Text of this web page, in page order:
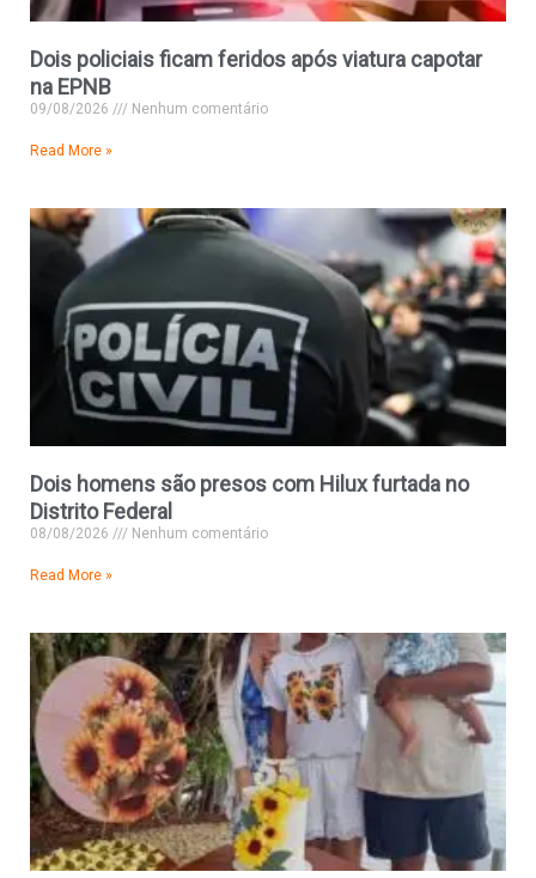
Dois policiais ficam feridos após viatura capotar
na EPNB
09/08/2026 Nenhum comentário
Read More »
Dois homens são presos com Hilux furtada no
Distrito Federal
08/08/2026 Nenhum comentário
Read More »